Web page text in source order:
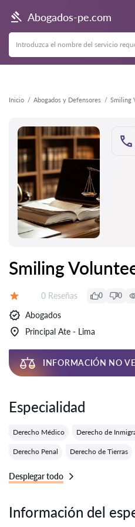
Abogados-pe.com
Inicio Abogados y Defensores Smiling
Atrás
Smiling
Número de reseñas:
0 Reseñas 0 0
Abogados
Principal Ate - Lima
INFORMACIÓN NO
Especialidad
Derecho Médico Derecho de
Derecho Penal Derecho de Tierras
Desplegar todo
Información del